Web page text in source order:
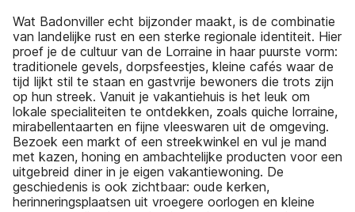
Wat Badonviller echt bijzonder maakt, is de combinatie
van landelijke rust en een sterke regionale identiteit. Hier
proef je de cultuur van de Lorraine in haar puurste vorm:
traditionele gevels, dorpsfeestjes, kleine cafés waar de
tijd lijkt stil te staan en gastvrije bewoners die trots zijn
op hun streek. Vanuit je vakantiehuis is het leuk om
lokale specialiteiten te ontdekken, zoals quiche lorraine,
mirabellentaarten en fijne vleeswaren uit de omgeving.
Bezoek een markt of een streekwinkel en vul je mand
met kazen, honing en ambachtelijke producten voor een
uitgebreid diner in je eigen vakantiewoning. De
geschiedenis is ook zichtbaar: oude kerken,
herinneringsplaatsen uit vroegere oorlogen en kleine